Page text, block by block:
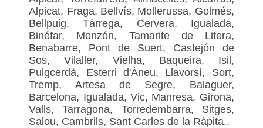
Alpicat, Fraga, Bellvís, Mollerussa, Golmés,
Bellpuig, Tàrrega, Cervera, Igualada,
Binéfar, Monzón, Tamarite de Litera,
Benabarre, Pont de Suert, Castejón de
Sos, Vilaller, Vielha, Baqueira, Isil,
Puigcerdà, Esterri d'Àneu, Llavorsí, Sort,
Tremp, Artesa de Segre, Balaguer,
Barcelona, Igualada, Vic, Manresa, Girona,
Valls, Tarragona, Torredembarra, Sitges,
Salou, Cambrils, Sant Carles de la Ràpita..